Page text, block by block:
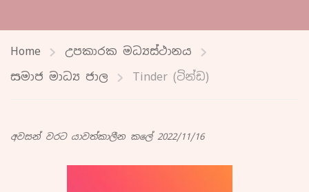
Home
උපකාරක මධ්‍යස්ථානය
සමාජ මාධ්‍ය ජාල
Tinder (ටින්ඩ)
අවසන් වරට යාවත්කාලීන කලේ 2022/11/16